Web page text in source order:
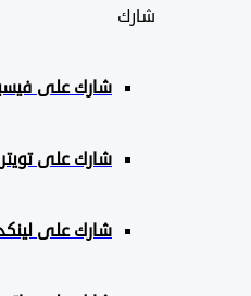
شارك علىفيسبوك
شارك على تويتر
شارك على لينكد إن